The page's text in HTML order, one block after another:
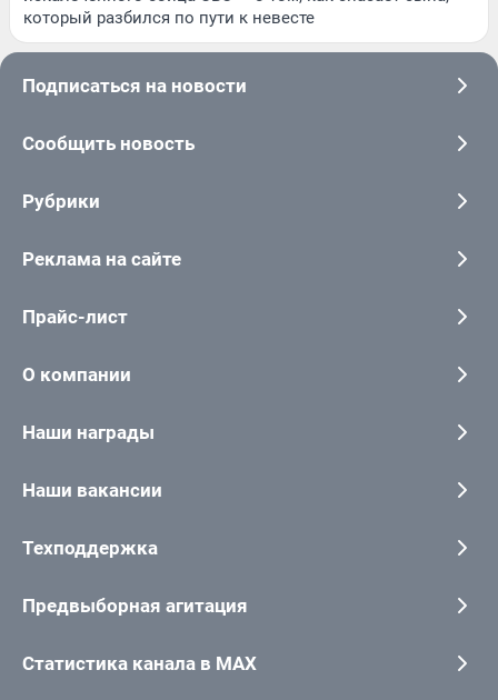
который разбился по пути к невесте
Подписаться на новости
Сообщить новость
Рубрики
Реклама на сайте
Прайс-лист
О компании
Наши награды
Наши вакансии
Техподдержка
Предвыборная агитация
Статистика канала в MAX